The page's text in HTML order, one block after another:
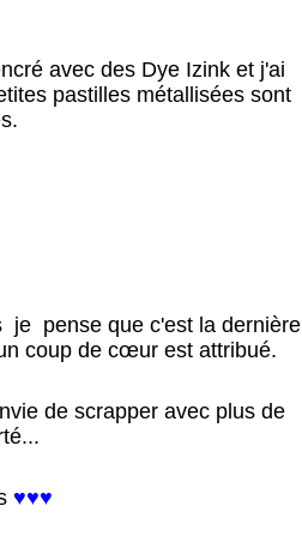
avec des Dye Izink et j'ai
pastilles métallisées sont
je pense que c'est la dernière
coup de cœur est attribué.
de scrapper avec plus de
♥♥♥